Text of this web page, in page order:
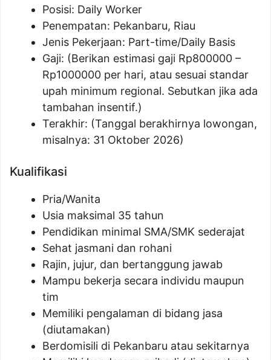
Posisi: Daily Worker
Penempatan: Pekanbaru, Riau
Jenis Pekerjaan: Part-time/Daily Basis
Gaji: (Berikan estimasi gaji Rp800000 –
Rp1000000 per hari, atau sesuai standar
upah minimum regional. Sebutkan jika ada
tambahan insentif.)
Terakhir: (Tanggal berakhirnya lowongan,
misalnya: 31 Oktober 2026)
Kualifikasi
Pria/Wanita
Usia maksimal 35 tahun
Pendidikan minimal SMA/SMK sederajat
Sehat jasmani dan rohani
Rajin, jujur, dan bertanggung jawab
Mampu bekerja secara individu maupun
tim
Memiliki pengalaman di bidang jasa
(diutamakan)
Berdomisili di Pekanbaru atau sekitarnya